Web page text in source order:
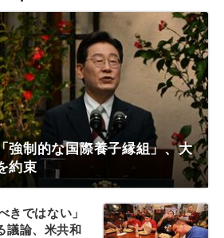
強制的な国際養子縁組」、大
約束
きではない」
議論、米共和